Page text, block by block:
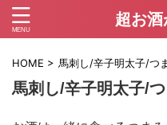
超お
HOME > 馬刺し/辛子明太子/つ
馬刺し/辛子明太子/